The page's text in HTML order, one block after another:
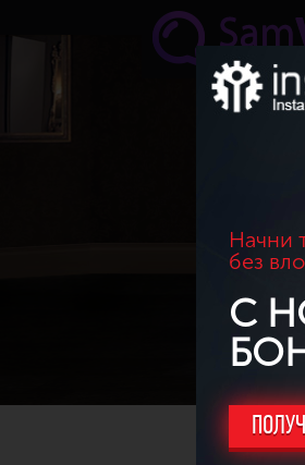
Перейти к основному содержанию
Начни
без
С